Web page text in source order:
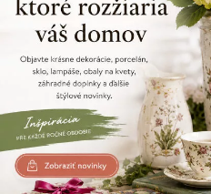
stáročia je symbolom prestížneho
Porcelán
Môže sa porcelán
umývačke riadu?
Áno, väčšina kvalitného
umývačky riadu. Vždy je však